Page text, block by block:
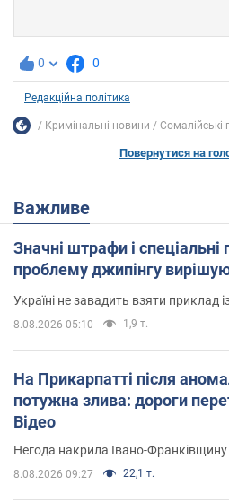
0 0
Редакційна політика
Кримінальні новини Сомалійські
Повернутися на
Важливе
Значні штрафи і спеціальні
проблему джипінгу
Україні не завадить взяти приклад
8.08.2026 05:10 1,9 т.
На Прикарпатті після
потужна злива: дороги
Відео
Негода накрила Івано-
8.08.2026 09:27 22,1 т.